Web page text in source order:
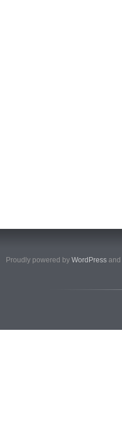
Proudly powered by WordPress and